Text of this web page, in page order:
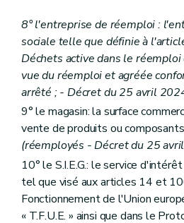
8° l'entreprise de réemploi :
sociale telle que définie à
Déchets active dans le
vue du réemploi et agréée
arrêté ; - Décret du 25 avril
9° le magasin: la surface
vente de produits ou
(réemployés - Décret du 25
10° le S.I.E.G.: le service
tel que visé aux articles 14 et
Fonctionnement de l'Union
« T.F.U.E. » ainsi que dans le